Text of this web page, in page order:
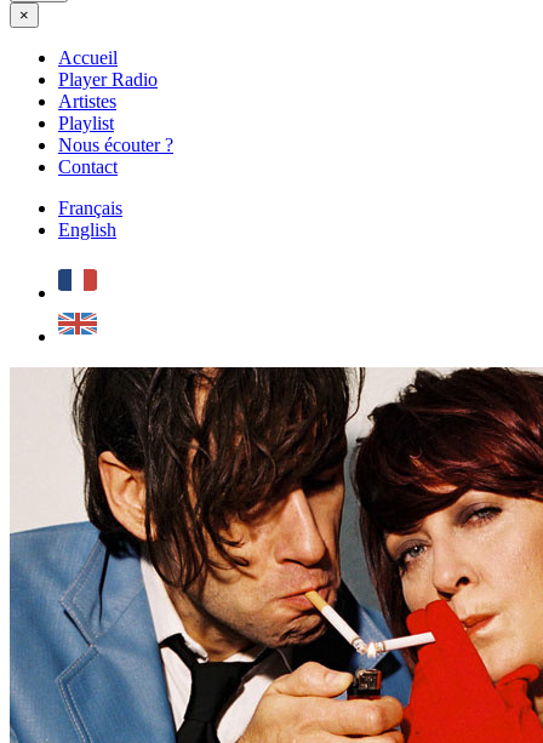
×
Accueil
Player Radio
Artistes
Playlist
Nous écouter ?
Contact
Français
English